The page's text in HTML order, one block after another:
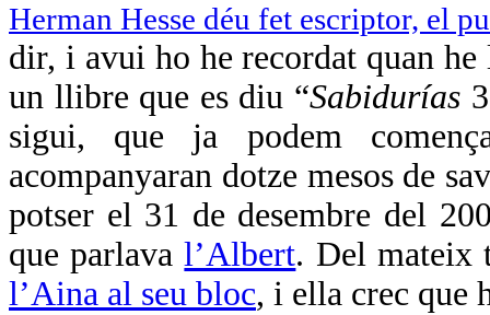
Herman Hesse déu fet escriptor, el
dir, i avui ho he recordat quan
un llibre que es diu “Sabidurías
sigui, que ja podem
acompanyaran dotze mesos de
potser el 31 de desembre del
que parlaval’Albert. Del mateix
l’Aina al seu bloc, i ella crec que